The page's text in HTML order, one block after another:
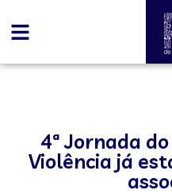
4ª Jornada
Violência já